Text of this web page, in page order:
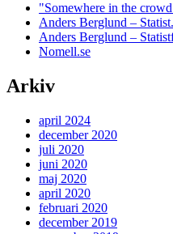
"Somewhere in the
Anders Berglund –
Anders Berglund –
Nomell.se
Arkiv
april 2024
december 2020
juli 2020
juni 2020
maj 2020
april 2020
februari 2020
december 2019